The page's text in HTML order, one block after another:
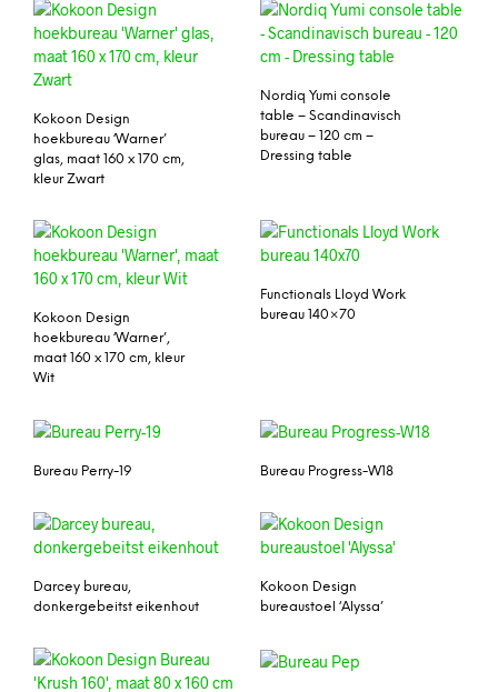
Kokoon Design
hoekbureau ‘Warner’
glas, maat 160 x 170 cm,
kleur Zwart
Nordiq Yumi console
table – Scandinavisch
bureau – 120 cm –
Dressing table
Kokoon Design
hoekbureau ‘Warner’,
maat 160 x 170 cm, kleur
Wit
Functionals Lloyd Work
bureau 140×70
Bureau Perry-19 Bureau Progress-W18
Darcey bureau,
donkergebeitst eikenhout
Kokoon Design
bureaustoel ‘Alyssa’